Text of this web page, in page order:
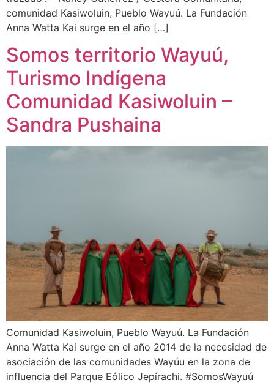
comunidad Kasiwoluin, Pueblo Wayuú. La Fundación
Anna Watta Kai surge en el año […]
Somos territorio Wayuú,
Turismo Indígena
Comunidad Kasiwoluin –
Sandra Pushaina
Comunidad Kasiwoluin, Pueblo Wayuú. La Fundación
Anna Watta Kai surge en el año 2014 de la necesidad de
asociación de las comunidades Wayúu en la zona de
influencia del Parque Eólico Jepírachi. #SomosWayuú